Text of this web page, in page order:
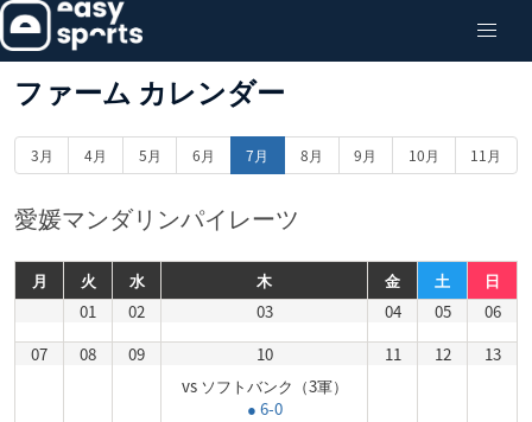
ファーム カレンダー
3月 4月 5月 6月 7月 8月 9月 10月 11月
愛媛マンダリンパイレーツ
月 火 水 木 金 土
日
01
02 03 04 05
06
07
08 09
10
vs ソフトバンク（3軍）
● 6-0
11 12 13